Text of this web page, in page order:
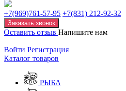
+7(969)761-57-95 +7(831) 212-92-32
Заказать звонок
Оставить отзыв Напишите нам
Войти Регистрация
Каталог товаров
РЫБА